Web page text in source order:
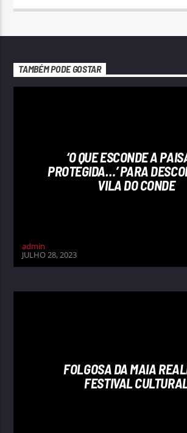
TAMBÉM PODE GOSTAR
‘O QUE ESCONDE A
PROTEGIDA…’ PARA
VILA DO CONDE
admin
JULHO 28, 2023
FOLGOSA DA MAIA
FESTIVAL